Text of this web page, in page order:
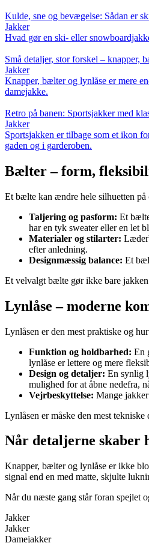
Kulde, sne og bevægelse: Sådan er
Jakker
Hvad gør en ski- eller
Små detaljer, stor forskel – knapper,
Jakker
Knapper, bælter og lynlåse er mere
damejakke.
Retro på banen: Sportsjakker med
Jakker
Sportsjakken er tilbage som et ikon
gaden og i garderoben.
Bælter – form,
Et bælte kan ændre hele silhuetten på
Taljering og pasform: Et
har en tyk sweater eller en let
Materialer og stilarter:
efter anledning.
Designmæssig balance: Et
Et velvalgt bælte gør ikke bare
Lynlåse – moderne
Lynlåsen er den mest praktiske og
Funktion og holdbarhed: En
lynlåse er lettere og mere
Design og detaljer: En synlig
mulighed for at åbne nedefra,
Vejrbeskyttelse: Mange
Lynlåsen er måske den mest
Når detaljerne skaber
Knapper, bælter og lynlåse er ikke
signal end en med matte, skjulte
Når du næste gang står foran spejlet
Jakker
Jakker
Damejakker